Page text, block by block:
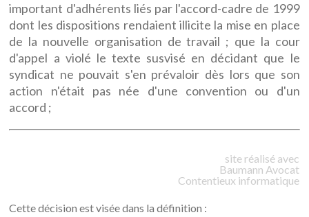
important d'adhérents liés par l'accord-cadre de 1999
dont les dispositions rendaient illicite la mise en place
de la nouvelle organisation de travail ; que la cour
d'appel a violé le texte susvisé en décidant que le
syndicat ne pouvait s'en prévaloir dès lors que son
action n'était pas née d'une convention ou d'un
accord ;
site réalisé avec
Baumann Avocat
Contentieux informatique
Cette décision est visée dans la définition :